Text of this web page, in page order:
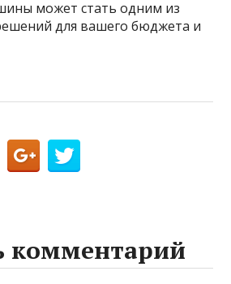
может стать одним из
для вашего бюджета и
комментарий